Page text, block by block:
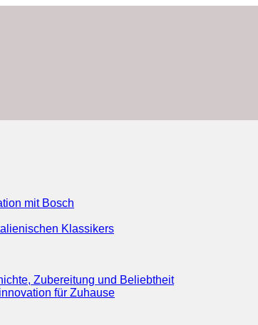
mit Bosch
Klassikers
Zubereitung und Beliebtheit
für Zuhause